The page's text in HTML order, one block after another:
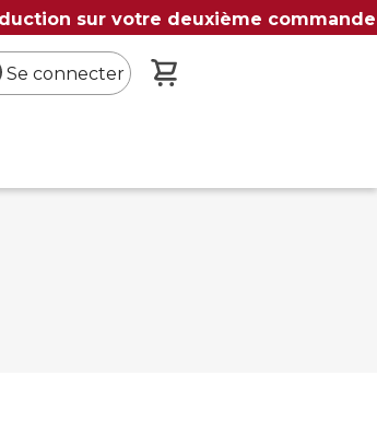
sur votre deuxième commande
Se connecter